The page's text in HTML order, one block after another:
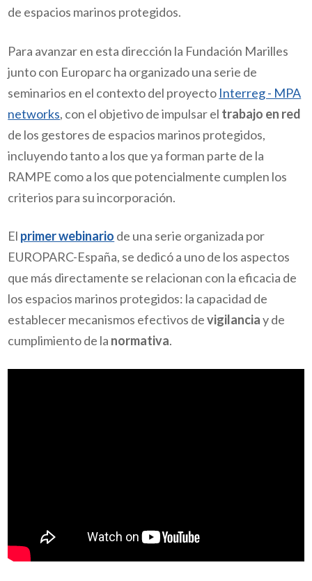
de espacios marinos protegidos.
Para avanzar en esta dirección la Fundación Marilles
junto con Europarc ha organizado una serie de
seminarios en el contexto del proyecto Interreg - MPA
networks, con el objetivo de impulsar el trabajo en red
de los gestores de espacios marinos protegidos,
incluyendo tanto a los que ya forman parte de la
RAMPE como a los que potencialmente cumplen los
criterios para su incorporación.
El primer webinario de una serie organizada por
EUROPARC-España, se dedicó a uno de los aspectos
que más directamente se relacionan con la eficacia de
los espacios marinos protegidos: la capacidad de
establecer mecanismos efectivos devigilanciay de
cumplimiento de la normativa.